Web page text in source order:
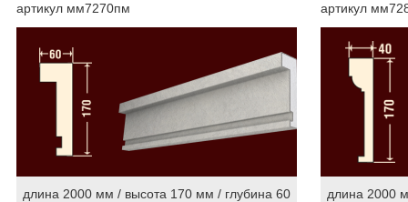
артикул мм7270пм
длина 2000 мм / высота 170 мм / глубина 60
артикул
длина 2000